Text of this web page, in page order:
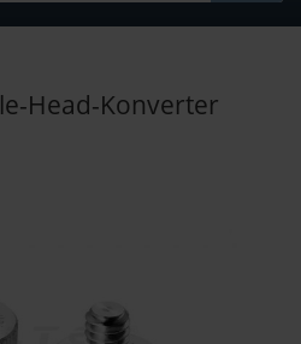
Head-Konverter
to €12700.00